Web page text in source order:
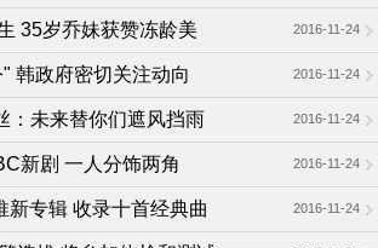
2016-11-24
35岁乔妹获赞冻龄美
2016-11-24
韩政府密切关注动向
2016-11-24
：未来替你们遮风挡雨
2016-11-24
新剧 一人分饰两角
2016-11-24
新专辑 收录十首经典曲